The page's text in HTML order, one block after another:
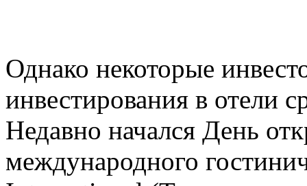
Однако некоторые
инвестирования в отели
Недавно начался День
международного